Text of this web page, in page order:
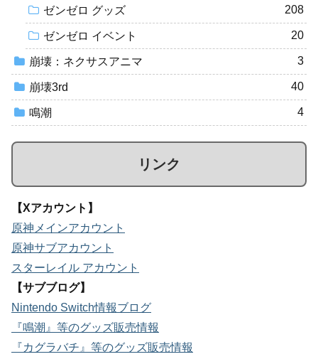
ゼンゼロ グッズ 208
ゼンゼロ イベント 20
崩壊：ネクサスアニマ 3
崩壊3rd 40
鳴潮 4
リンク
【Xアカウント】
原神メインアカウント
原神サブアカウント
スターレイル アカウント
【サブブログ】
Nintendo Switch情報ブログ
『鳴潮』等のグッズ販売情報
『カグラバチ』等のグッズ販売情報